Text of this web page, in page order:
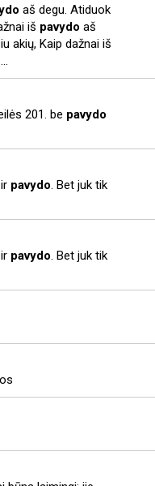
aš degu. Atiduok
iš pavydo aš
akių, Kaip dažnai iš
201. be pavydo
pavydo. Bet juk tik
pavydo. Bet juk tik